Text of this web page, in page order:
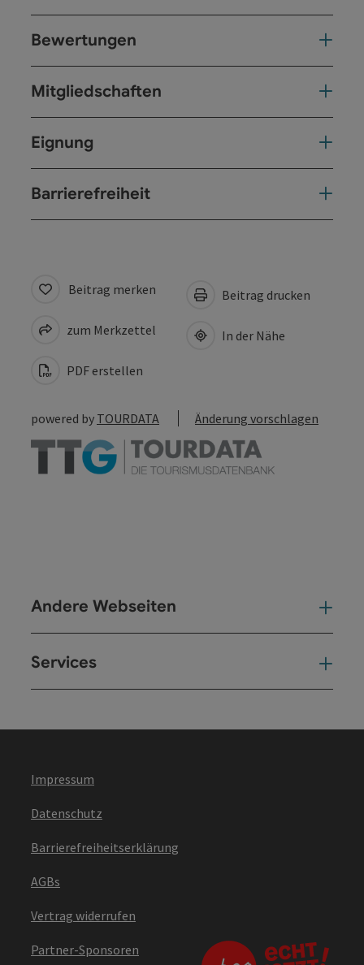
Bewertungen
Mitgliedschaften
Eignung
Barrierefreiheit
Beitrag merken
zum Merkzettel
PDF erstellen
Beitrag drucken
In der Nähe
powered by TOURDATA Änderung vorschlagen
Andere Webseiten
Services
Impressum
Datenschutz
Barrierefreiheitserklärung
AGBs
Vertrag widerrufen
Partner-Sponsoren